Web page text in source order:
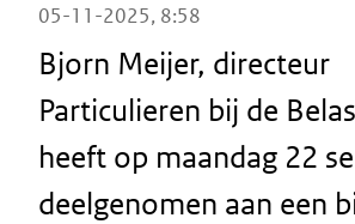
05-11-2025, 8:58
Bjorn Meijer, directeur
Particulieren bij de
heeft op maandag 22
deelgenomen aan een